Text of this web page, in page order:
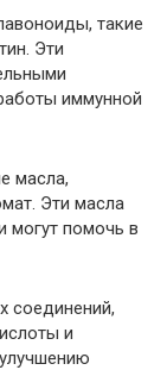
такие
Эти
иммунной
масла,
Эти масла
могут помочь в
соединений,
и